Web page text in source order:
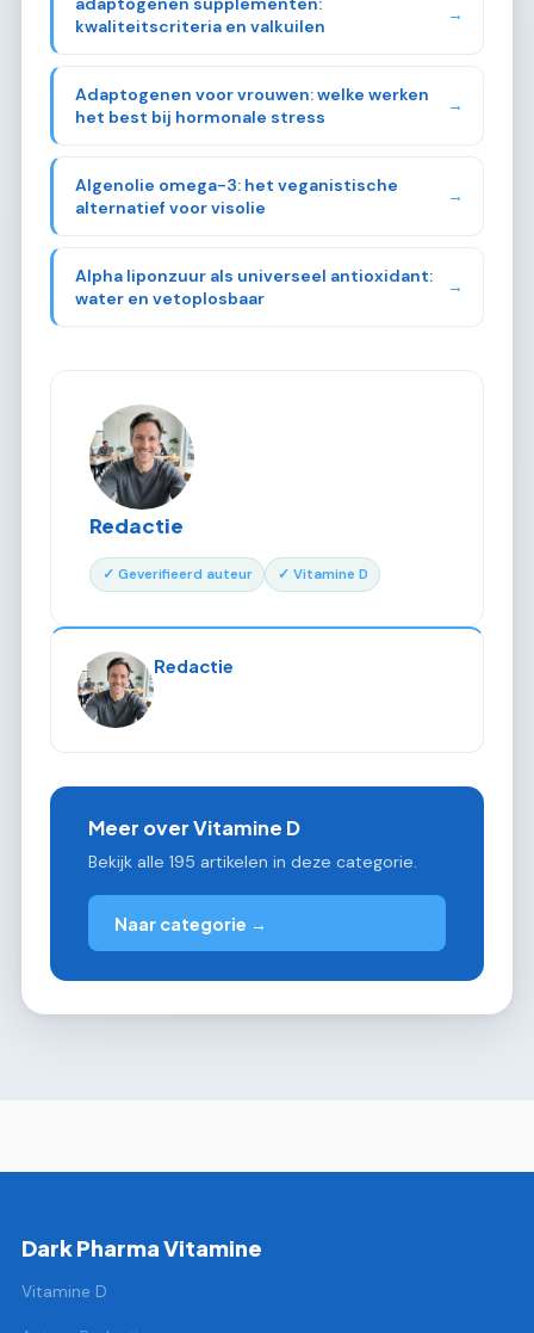
kwaliteitscriteria en valkuilen
→
Adaptogenen voor vrouwen: welke werken
het best bij hormonale stress
→
Algenolie omega-3: het veganistische
alternatief voor visolie
→
Alpha liponzuur als universeel antioxidant:
water en vetoplosbaar
→
Redactie
✓ Geverifieerd auteur ✓ Vitamine D
Redactie
Meer over Vitamine D
Bekijk alle 195 artikelen in deze categorie.
Naar categorie →
Dark Pharma Vitamine
Vitamine D